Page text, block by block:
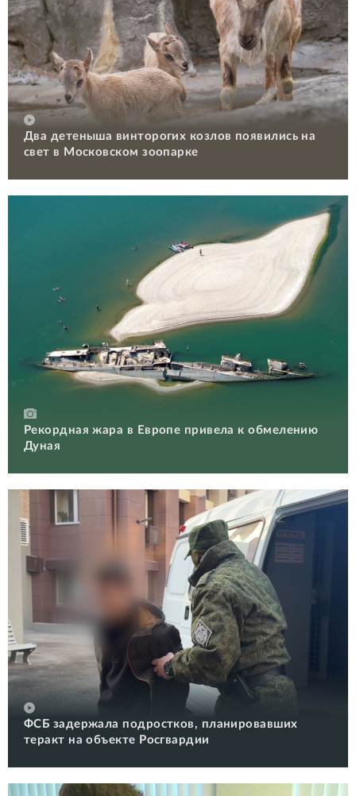
Два детеныша винторогих козлов появились на
свет в Московском зоопарке
Рекордная жара в Европе привела к обмелению
Дуная
ФСБ задержала подростков, планировавших
теракт на объекте Росгвардии